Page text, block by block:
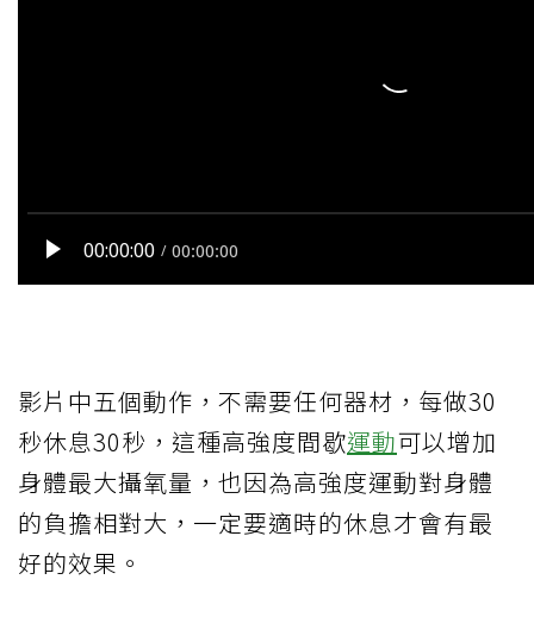
影片中五個動作，不需要任何器材，每做30
秒休息30秒，這種高強度間歇運動可以增加
身體最大攝氧量，也因為高強度運動對身體
的負擔相對大，一定要適時的休息才會有最
好的效果。